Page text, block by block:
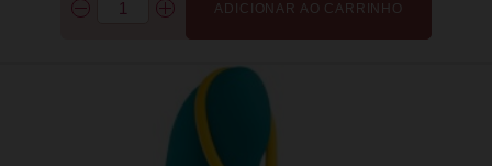
ADICIONAR AO CARRINHO